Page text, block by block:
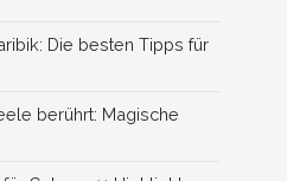
Die besten Tipps für
berührt: Magische